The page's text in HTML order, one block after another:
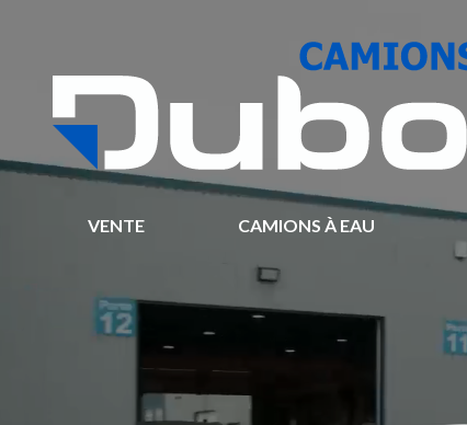
VENTE CAMIONS À EAU